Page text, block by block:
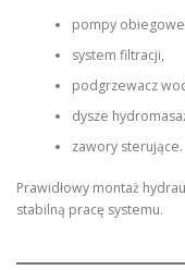
pompy
system filtracji,
podgrzewacz
dysze
zawory sterujące.
Prawidłowy montaż
stabilną pracę systemu.